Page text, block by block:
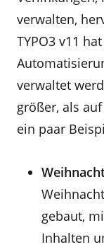
verwalten,
TYPO3 v11
verwaltet
größer, als
ein paar
gebaut,
Inhalten